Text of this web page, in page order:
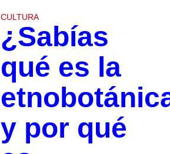
CULTURA
¿Sabías
qué es la
y por qué